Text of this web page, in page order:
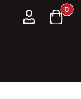
Zaloguj sięKoszyk